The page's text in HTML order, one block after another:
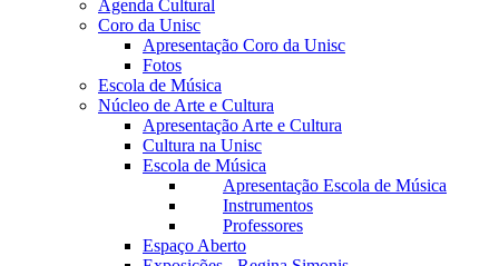
Agenda Cultural
Coro da Unisc
Apresentação Coro da Unisc
Fotos
Escola de Música
Núcleo de Arte e Cultura
Apresentação Arte e Cultura
Cultura na Unisc
Escola de Música
Apresentação Escola de Música
Instrumentos
Professores
Espaço Aberto